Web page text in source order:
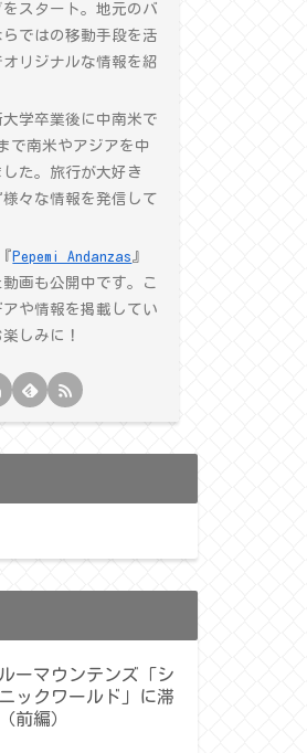
スタート。地元のバ
ではの移動手段を活
リジナルな情報を紹
学卒業後に中南米で
で南米やアジアを中
た。旅行が大好き
々な情報を発信して
Pepemi Andanzas』
画も公開中です。こ
や情報を掲載してい
しみに！
ーマウンテンズ「シ
ックワールド」に滞
前編）